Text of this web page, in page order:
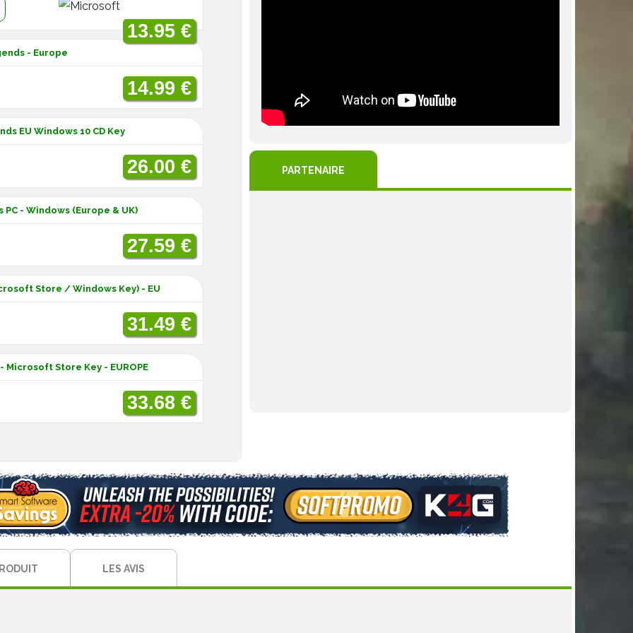
13.95 €
- Europe
14.99 €
EU Windows 10 CD Key
26.00 €
- Windows (Europe & UK)
27.59 €
Store / Windows Key) - EU
31.49 €
Microsoft Store Key - EUROPE
33.68 €
PARTENAIRE
LES AVIS